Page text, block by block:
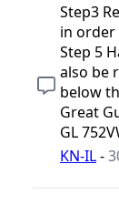
Step3
in order
Step 5
also be
below
Great
GL
KN-IL-